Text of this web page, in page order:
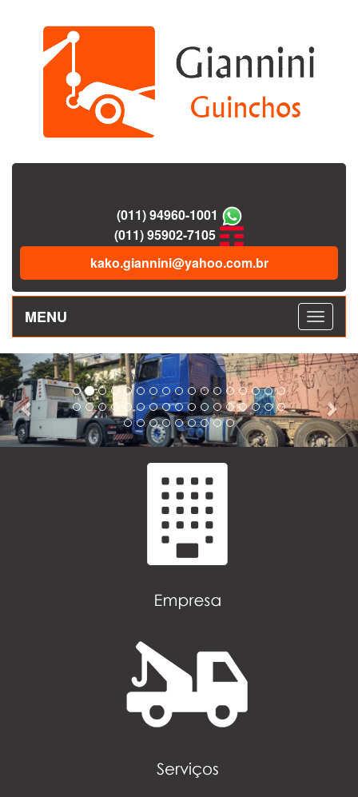
(011) 94960-1001
(011) 95902-7105
kako.giannini@yahoo.com.br
MENU
Previous